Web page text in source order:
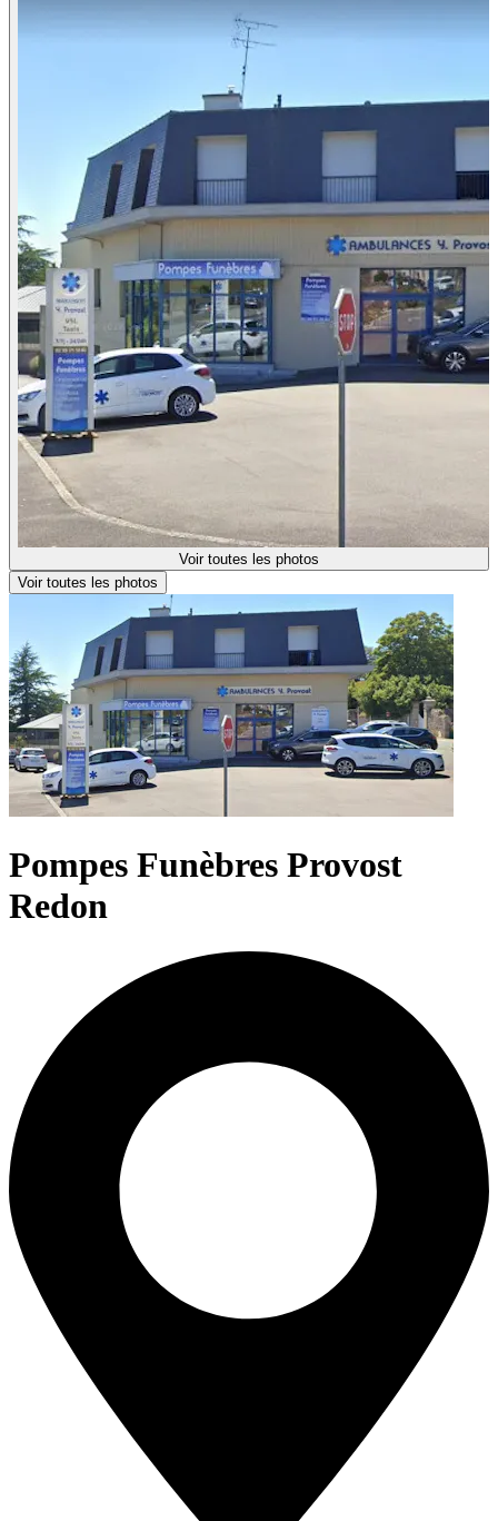
Voir toutes les photos
Voir toutes les photos
Pompes Funèbres Provost
Redon